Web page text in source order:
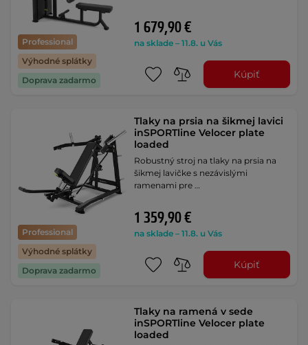
Professional
Výhodné splátky
Doprava zadarmo
1 679,90 €
na sklade – 11.8. u Vás
Kúpiť
Professional
Výhodné splátky
Doprava zadarmo
Tlaky na prsia na šikmej lavici
inSPORTline Velocer plate
loaded
Robustný stroj na tlaky na prsia na
šikmej lavičke s nezávislými
ramenami pre …
1 359,90 €
na sklade – 11.8. u Vás
Kúpiť
Tlaky na ramená v sede
inSPORTline Velocer plate
loaded